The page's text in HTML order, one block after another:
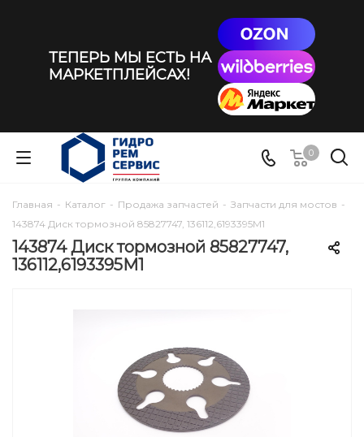
ТЕПЕРЬ МЫ ЕСТЬ НА
МАРКЕТПЛЕЙСАХ!
0
Главная - Каталог - Продажа запчастей - Запчасти для мостов -
143874 Диск тормозной 85827747, 136112,6193395M1
143874 Диск тормозной 85827747,
136112,6193395M1